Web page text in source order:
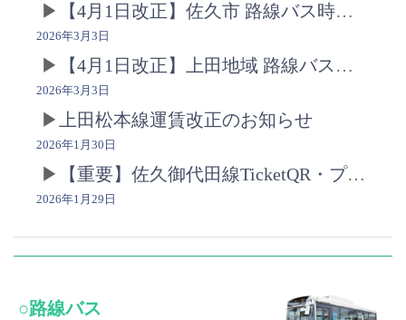
【4月1日改正】佐久市 路線バス時刻改正・停留所新設のお知らせ
2026年3月3日
【4月1日改正】上田地域 路線バス時刻改正のお知らせ
2026年3月3日
上田松本線運賃改正のお知らせ
2026年1月30日
【重要】佐久御代田線TicketQR・プリペイドカードの購入方法の変更について
2026年1月29日
○路線バス